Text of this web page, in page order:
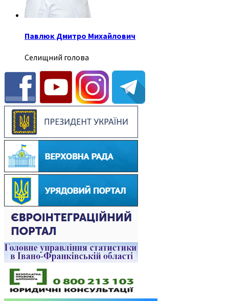
Павлюк Дмитро Михайлович
Селищний голова